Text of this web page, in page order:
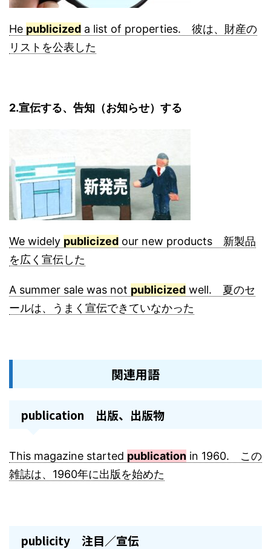
He publicized a list of properties. 彼は、財産の
リストを公表した
2.宣伝する、告知（お知らせ）する
We widely publicized our new products 新製品
を広く宣伝した
A summer sale was not publicized well. 夏のセ
ールは、うまく宣伝できていなかった
関連用語
publication 出版、出版物
This magazine started publication in 1960. この
雑誌は、1960年に出版を始めた
publicity 注目／宣伝